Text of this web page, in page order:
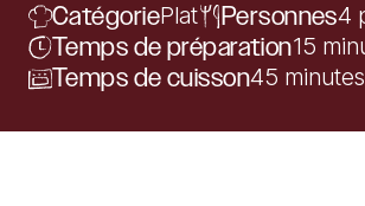
CatégoriePlat Personnes4
Temps de préparation15
Temps de cuisson45 minutes